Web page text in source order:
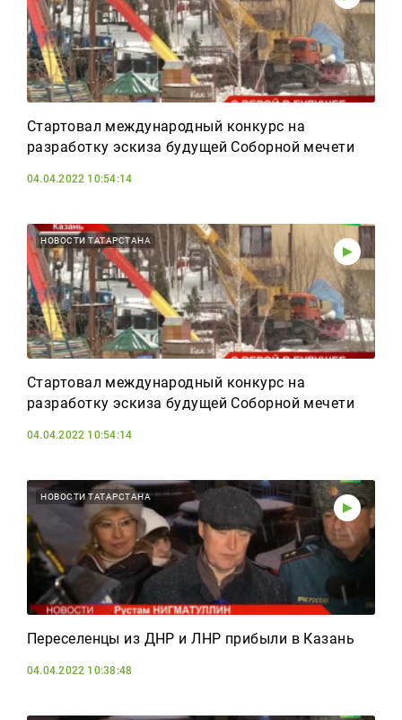
Стартовал международный конкурс на
разработку эскиза будущей Соборной мечети
04.04.2022 10:54:14
НОВОСТИ ТАТАРСТАНА
Стартовал международный конкурс на
разработку эскиза будущей Соборной мечети
04.04.2022 10:54:14
НОВОСТИ ТАТАРСТАНА
Переселенцы из ДНР и ЛНР прибыли в Казань
04.04.2022 10:38:48